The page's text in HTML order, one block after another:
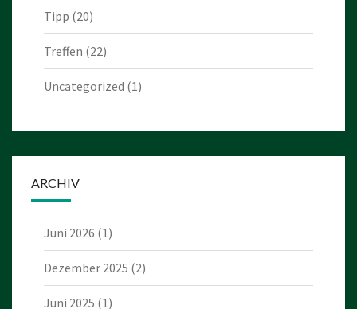
Tipp (20)
Treffen (22)
Uncategorized (1)
ARCHIV
Juni 2026 (1)
Dezember 2025 (2)
Juni 2025 (1)